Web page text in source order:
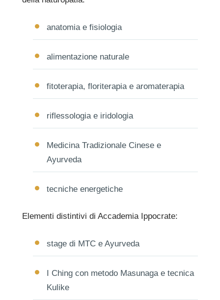
anatomia e fisiologia
alimentazione naturale
fitoterapia, floriterapia e aromaterapia
riflessologia e iridologia
Medicina Tradizionale Cinese e
Ayurveda
tecniche energetiche
Elementi distintivi di Accademia Ippocrate:
stage di MTC e Ayurveda
I Ching con metodo Masunaga e tecnica
Kulike